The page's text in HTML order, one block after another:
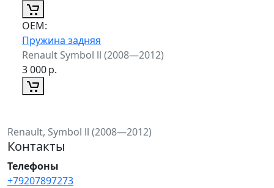
ОЕМ:
Пружина задняя
Renault Symbol ll (2008—2012)
3 000р.
Renault, Symbol ll (2008—2012)
Контакты
Телефоны
+79207897273